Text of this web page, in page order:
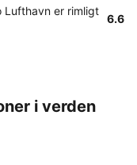
Lufthavn er rimligt
6.6
i verden